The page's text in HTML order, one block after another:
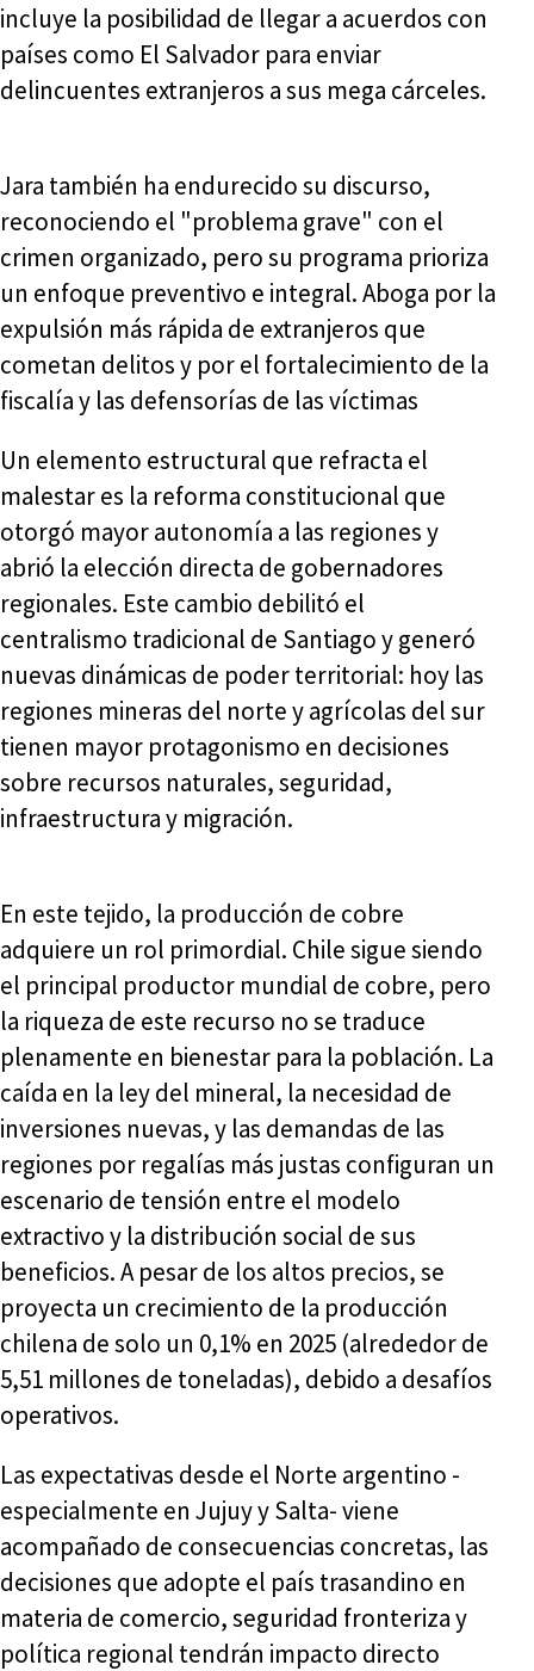
incluye la posibilidad de llegar a acuerdos con
países como El Salvador para enviar
delincuentes extranjeros a sus mega cárceles.
Jara también ha endurecido su discurso,
reconociendo el "problema grave" con el
crimen organizado, pero su programa prioriza
un enfoque preventivo e integral. Aboga por la
expulsión más rápida de extranjeros que
cometan delitos y por el fortalecimiento de la
fiscalía y las defensorías de las víctimas
Un elemento estructural que refracta el
malestar es la reforma constitucional que
otorgó mayor autonomía a las regiones y
abrió la elección directa de gobernadores
regionales. Este cambio debilitó el
centralismo tradicional de Santiago y generó
nuevas dinámicas de poder territorial: hoy las
regiones mineras del norte y agrícolas del sur
tienen mayor protagonismo en decisiones
sobre recursos naturales, seguridad,
infraestructura y migración.
En este tejido, la producción de cobre
adquiere un rol primordial. Chile sigue siendo
el principal productor mundial de cobre, pero
la riqueza de este recurso no se traduce
plenamente en bienestar para la población. La
caída en la ley del mineral, la necesidad de
inversiones nuevas, y las demandas de las
regiones por regalías más justas configuran un
escenario de tensión entre el modelo
extractivo y la distribución social de sus
beneficios. A pesar de los altos precios, se
proyecta un crecimiento de la producción
chilena de solo un 0,1% en 2025 (alrededor de
5,51 millones de toneladas), debido a desafíos
operativos.
Las expectativas desde el Norte argentino -
especialmente en Jujuy y Salta- viene
acompañado de consecuencias concretas, las
decisiones que adopte el país trasandino en
materia de comercio, seguridad fronteriza y
política regional tendrán impacto directo